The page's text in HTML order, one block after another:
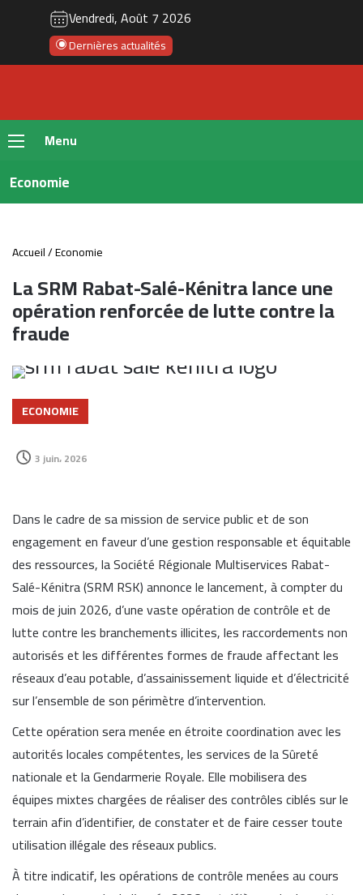
Vendredi, Août 7 2026
Dernières actualités
Menu
Economie
Accueil/Economie
La SRM Rabat-Salé-Kénitra lance une
opération renforcée de lutte contre la
fraude
ECONOMIE
3 juin، 2026
Dans le cadre de sa mission de service public et de son
engagement en faveur d’une gestion responsable et équitable
des ressources, la Société Régionale Multiservices Rabat-
Salé-Kénitra (SRM RSK) annonce le lancement, à compter du
mois de juin 2026, d’une vaste opération de contrôle et de
lutte contre les branchements illicites, les raccordements non
autorisés et les différentes formes de fraude affectant les
réseaux d’eau potable, d’assainissement liquide et d’électricité
sur l’ensemble de son périmètre d’intervention.
Cette opération sera menée en étroite coordination avec les
autorités locales compétentes, les services de la Sûreté
nationale et la Gendarmerie Royale. Elle mobilisera des
équipes mixtes chargées de réaliser des contrôles ciblés sur le
terrain afin d’identifier, de constater et de faire cesser toute
utilisation illégale des réseaux publics.
À titre indicatif, les opérations de contrôle menées au cours